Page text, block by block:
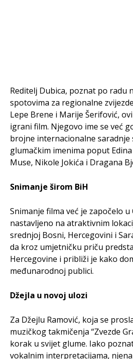
Reditelj Dubica, poznat po radu
spotovima za regionalne
Lepe Brene i Marije Šerifović,
igrani film. Njegovo ime se već
brojne internacionalne saradnje
glumačkim imenima poput
Muse, Nikole Jokića i Dragana
Snimanje širom BiH
Snimanje filma već je započelo u
nastavljeno na atraktivnim
srednjoj Bosni, Hercegovini i
da kroz umjetničku priču
Hercegovine i približi je kako
međunarodnoj publici.
Džejla u novoj ulozi
Za Džejlu Ramović, koja se
muzičkog takmičenja “Zvezde
korak u svijet glume. Iako
vokalnim interpretacijama,